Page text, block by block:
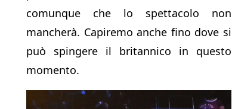
comunque che lo spettacolo non
mancherà. Capiremo anche fino dove si
può spingere il britannico in questo
momento.